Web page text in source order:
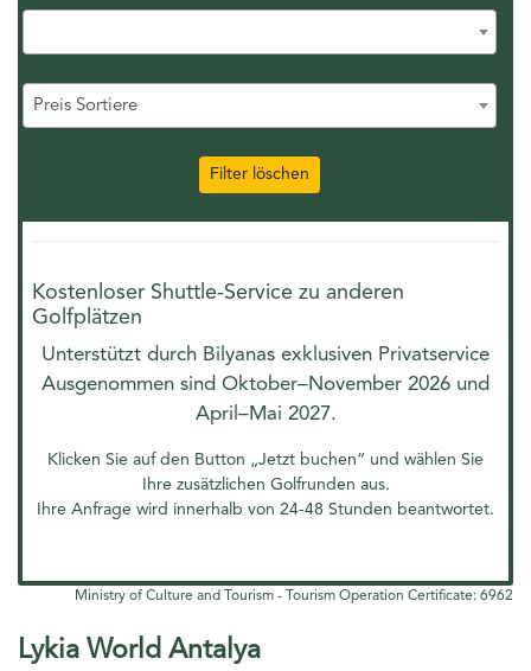
Preis Sortiere
Filter löschen
Kostenloser Shuttle-Service zu anderen
Golfplätzen
Unterstützt durch Bilyanas exklusiven Privatservice
Ausgenommen sind Oktober–November 2026 und
April–Mai 2027.
Klicken Sie auf den Button „Jetzt buchen“ und wählen Sie
Ihre zusätzlichen Golfrunden aus.
Ihre Anfrage wird innerhalb von 24-48 Stunden beantwortet.
Ministry of Culture and Tourism - Tourism Operation Certificate: 6962
Lykia World Antalya